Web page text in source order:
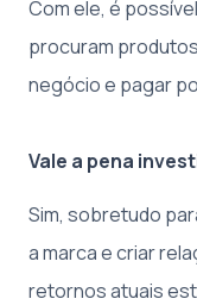
Com ele, é
procuram
negócio e pagar
Vale a pena
Sim, sobretudo
a marca e criar
retornos atuais